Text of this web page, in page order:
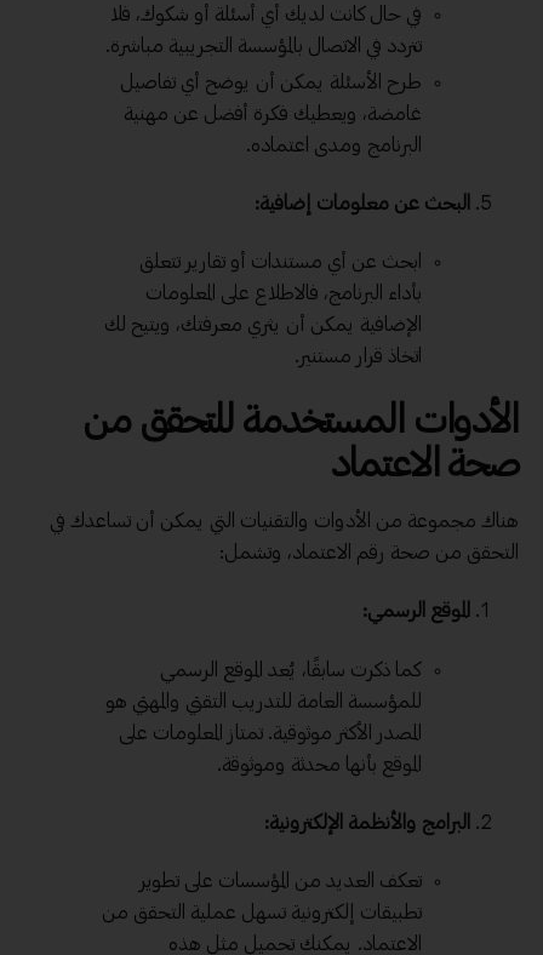
في حال كانت لديك أي أسئلة أو شكوك، فلا
تتردد في الاتصال بالمؤسسة التجريبية مباشرة.
طرح الأسئلة يمكن أن يوضح أي تفاصيل
غامضة، ويعطيك فكرة أفضل عن مهنية
البرنامج ومدى اعتماده.
البحث عن معلومات إضافية:
ابحث عن أي مستندات أو تقارير تتعلق
بأداء البرنامج، فالاطلاع على المعلومات
الإضافية يمكن أن يثري معرفتك، ويتيح لك
اتخاذ قرار مستنير.
الأدوات المستخدمة للتحقق من
صحة الاعتماد
هناك مجموعة من الأدوات والتقنيات التي يمكن أن تساعدك في
التحقق من صحة رقم الاعتماد، وتشمل:
الموقع الرسمي:
كما ذكرت سابقًا، يُعد الموقع الرسمي
للمؤسسة العامة للتدريب التقني والمهني هو
المصدر الأكثر موثوقية. تمتاز المعلومات على
الموقع بأنها محدثة وموثوقة.
البرامج والأنظمة الإلكترونية:
تعكف العديد من المؤسسات على تطوير
تطبيقات إلكترونية تسهل عملية التحقق من
الاعتماد. يمكنك تحميل مثل هذه